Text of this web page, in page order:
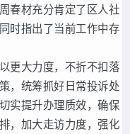
春材充分肯定了区人社
时指出了当前工作中存
更大力度，不折不扣落
，统筹抓好日常投诉处
实提升办理质效，确保
，加大走访力度，强化